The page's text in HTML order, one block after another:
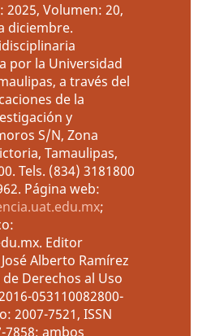
2025, Volumen: 20,
diciembre.
por la Universidad
a través del
de la
y
S/N, Zona
Tamaulipas,
Tels. (834) 3181800
Página web:
;
Editor
Alberto Ramírez
Derechos al Uso
053110082800-
2007-7521, ISSN
7858; ambos